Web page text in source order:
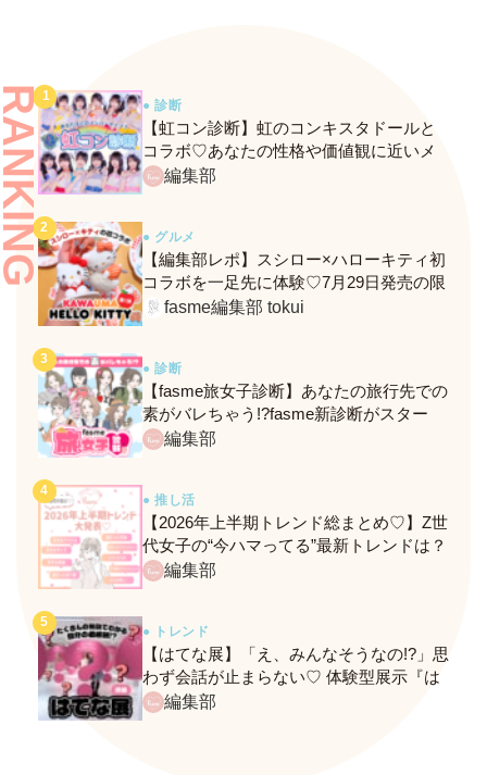
● 診断
【虹コン診断】虹のコンキスタドールと
コラボ♡あなたの性格や価値観に近いメ
ンバーがわかる、fasmeの新診断がスター
編集部
● グルメ
【編集部レポ】スシロー×ハローキティ初
コラボを一足先に体験♡7月29日発売の限
定メニュー＆グッズをレポ！
fasme編集部 tokui
● 診断
【fasme旅女子診断】あなたの旅行先での
素がバレちゃう!?fasme新診断がスター
ト！編集部
● 推し活
【2026年上半期トレンド総まとめ♡】Z世
代女子の“今ハマってる”最新トレンドは？
ネクストバズ予報もチェック♪
編集部
● トレンド
【はてな展】「え、みんなそうなの!?」思
わず会話が止まらない♡ 体験型展示『は
てな展』に行ってきたレポ
編集部